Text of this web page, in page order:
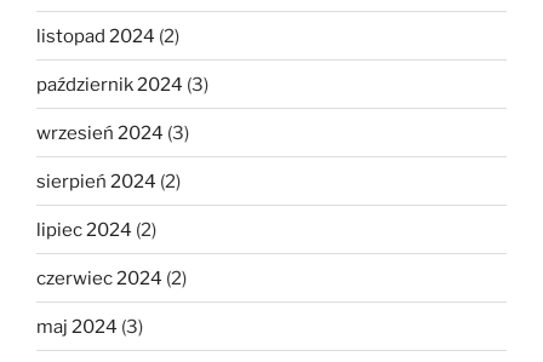
listopad 2024 (2)
październik 2024 (3)
wrzesień 2024 (3)
sierpień 2024 (2)
lipiec 2024 (2)
czerwiec 2024 (2)
maj 2024 (3)